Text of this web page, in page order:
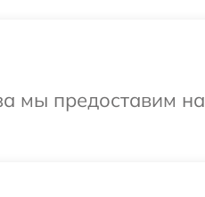
мы предоставим